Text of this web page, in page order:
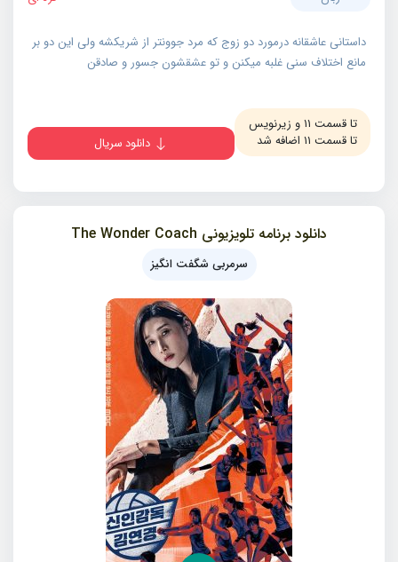
داستانی عاشقانه درمورد دو زوج که مرد جوونتر از شریکشه ولی این دو بر
مانع اختلاف سنی غلبه میکنن و تو عشقشون جسور و صادقن
تا قسمت ۱۱ و زیرنویس
تا قسمت ۱۱ اضافه شد
دانلود سریال
دانلود برنامه تلویزیونی The Wonder Coach
سرمربی شگفت انگیز